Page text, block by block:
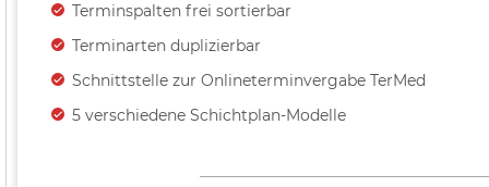
Terminspalten frei sortierbar
Terminarten duplizierbar
Schnittstelle zur Onlineterminvergabe TerMed
5 verschiedene Schichtplan-Modelle